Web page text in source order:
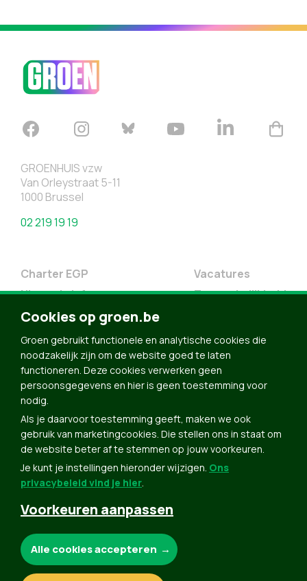
GROENHUIS vzw
Van Orleystraat 5-11
1000 Brussel
02 219 19 19
Charter EGP
Nieuwsbrief
Doe Mee
Contact
Groen in je buurt
Meldpunt
Vacatures
Toegankelijkheid
Word lid
Agenda
Bekijk kalender
Verleng je lidmaatschap
Programma oktober 2024
Programma juni 2024
Downloads
Webshop
Cookies op groen.be
Groen gebruikt functionele en analytische cookies die
noodzakelijk zijn om de website goed te laten
functioneren. Deze cookies verwerken geen
persoonsgegevens en hier is geen toestemming voor
nodig.
Als je daarvoor toestemming geeft, maken we ook
gebruik van marketingcookies. Die stellen ons in staat om
de website beter af te stemmen op jouw voorkeuren.
Je kunt je instellingen hieronder wijzigen. Ons
privacybeleid vind je hier.
Voorkeuren aanpassen
Alle cookies accepteren